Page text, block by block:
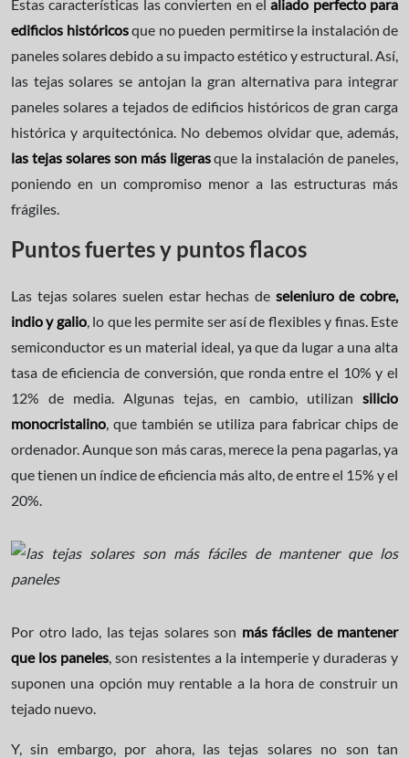
Estas características las convierten en elaliado perfecto para
edificios históricosque no pueden permitirse la instalación de
paneles solares debido a su impacto estético y estructural. Así,
las tejas solares se antojan la gran alternativa para integrar
paneles solares a tejados de edificios históricos de gran carga
histórica y arquitectónica. No debemos olvidar que, además,
las tejas solares son más ligerasque la instalación de paneles,
poniendo en un compromiso menor a las estructuras más
frágiles.
Puntos fuertes y puntos flacos
Las tejas solares suelen estar hechas de seleniuro de cobre,
indio y galio, lo que les permite ser así de flexibles y finas. Este
semiconductor es un material ideal, ya que da lugar a una alta
tasa de eficiencia de conversión, que ronda entre el 10% y el
12% de media. Algunas tejas, en cambio, utilizan silicio
monocristalino, que también se utiliza para fabricar chips de
ordenador. Aunque son más caras, merece la pena pagarlas, ya
que tienen un índice de eficiencia más alto, de entre el 15% y el
20%.
Por otro lado, las tejas solares son más fáciles de mantener
que los paneles, son resistentes a la intemperie y duraderas y
suponen una opción muy rentable a la hora de construir un
tejado nuevo.
Y, sin embargo, por ahora, las tejas solares no son tan